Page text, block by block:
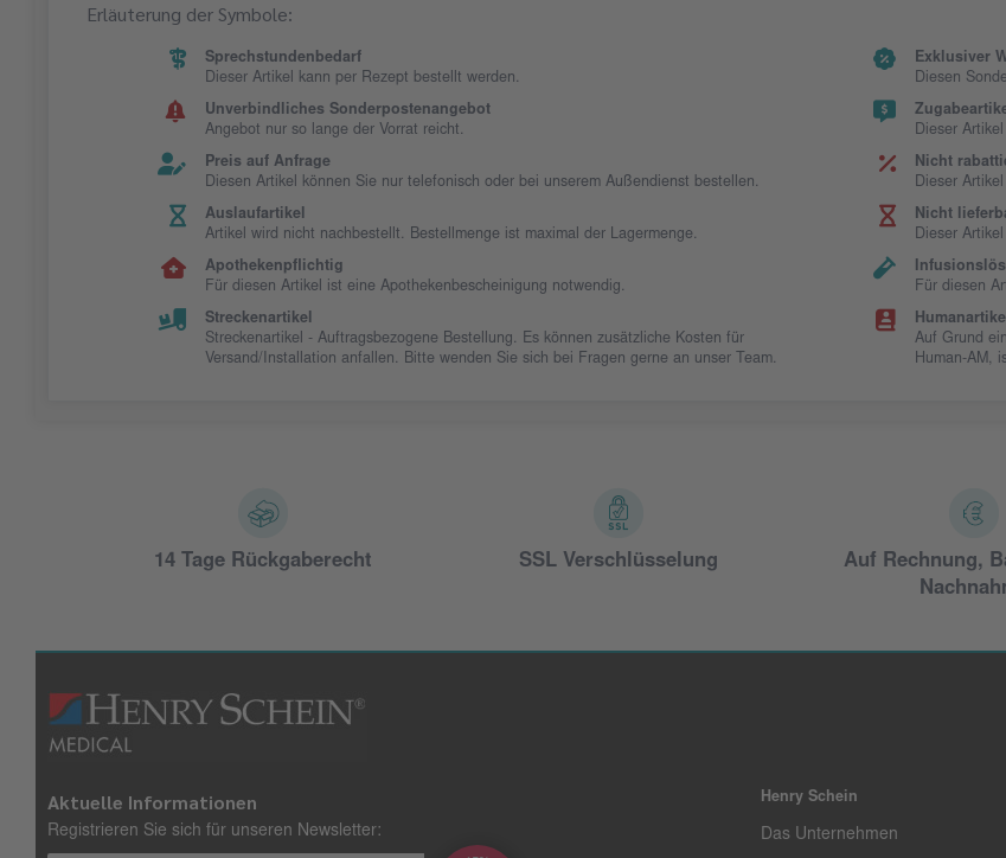
Erläuterung der Symbole:
Sprechstundenbedarf
Dieser Artikel kann per Rezept bestellt werden.
Exklusiver
Diesen
Unverbindliches Sonderpostenangebot
Angebot nur so lange der Vorrat reicht.
Dieser
Preis auf Anfrage
Diesen Artikel können Sie nur telefonisch oder bei unserem Außendienst bestellen.
Nicht
Dieser
Auslaufartikel
Artikel wird nicht nachbestellt. Bestellmenge ist maximal der Lagermenge.
Nicht
Dieser
Apothekenpflichtig
Für diesen Artikel ist eine Apothekenbescheinigung notwendig.
Für diesen
Streckenartikel
Streckenartikel - Auftragsbezogene Bestellung. Es können zusätzliche Kosten für
Versand/Installation anfallen. Bitte wenden Sie sich bei Fragen gerne an unser Team.
Humanartikel
Auf Grund
Human-AM,
14 Tage Rückgaberecht SSL Verschlüsselung
Auf Rechnung,
Aktuelle Informationen
Registrieren Sie sich für unseren Newsletter:
Henry Schein
Das Unternehmen